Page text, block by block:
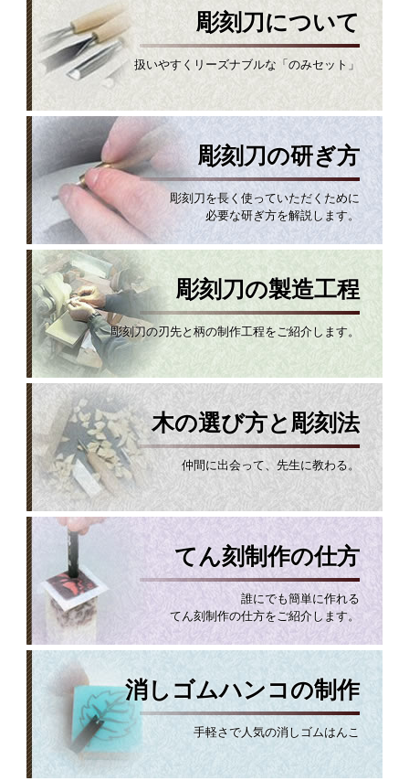
彫刻刀について
扱いやすくリーズナブルな「のみセット」
彫刻刀の研ぎ方
彫刻刀を長く使っていただくために
必要な研ぎ方を解説します。
彫刻刀の製造工程
彫刻刀の刃先と柄の制作工程をご紹介します。
木の選び方と彫刻法
仲間に出会って、先生に教わる。
てん刻制作の仕方
誰にでも簡単に作れる
てん刻制作の仕方をご紹介します。
消しゴムハンコの制作
手軽さで人気の消しゴムはんこ